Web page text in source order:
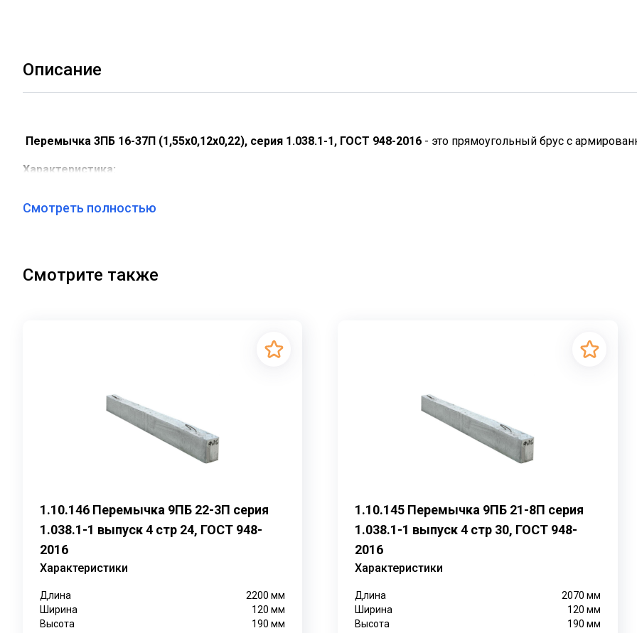
Описание
Перемычка 3ПБ 16-37П (1,55х0,12х0,22), серия 1.038.1-1, ГОСТ 948-2016 - это прямоугольный брус с
Характеристика:
Ширина: 120 мм.
Объем бетона: 0,041 м3
Железобетонные брусковые перемычки – это строительные элементы, разного типоразмера
Благодаря высоким прочностным характеристикам, перемычки способны выдерживать значительные
собственный вес.
Важно помнить, что перемычки с расчётной нагрузкой до 800 кгс/м не предназначены для опоры плит
уклоны на боковых или торцевых сторонах. Размеры верхней грани перемычки могут отличаться от нижней:
уклонов.
Опирание перемычек рассчитывается исходя из минимальной величины нахлёста на стену, которая
3000 мм величина опирания может достигать от 170 до 300 мм, а если длина перемычки превышает
Маркировка
Пример маркировки: Перемычка 3ПБ 16-37П, где:
Смотреть полностью
Смотрите также
1.10.146 Перемычка 9ПБ 22-3П серия
1.038.1-1 выпуск 4 стр 24, ГОСТ 948-
2016
Характеристики
Длина 2200мм
Ширина
120мм
Высота
190мм
1.10.145 Перемычка 9ПБ 21-8П серия
1.038.1-1 выпуск 4 стр 30, ГОСТ 948-
2016
Характеристики
Длина 2070 мм
Ширина
120 мм
Высота
190 мм